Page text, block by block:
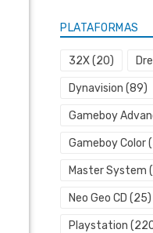
PLATAFORMAS
32X(20)
Dynavision (89)
Gameboy
Gameboy Color
Master System
Neo Geo CD (25)
Playstation